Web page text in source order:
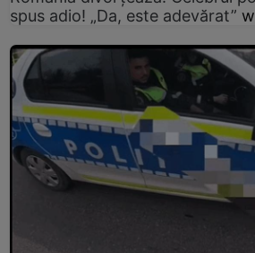
spus adio! „Da, este adevărat”